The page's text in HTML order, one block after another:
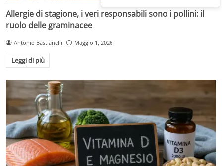
Allergie di stagione, i veri responsabili sono i pollini: il
ruolo delle graminacee
Antonio Bastianelli Maggio 1, 2026
Leggi di più